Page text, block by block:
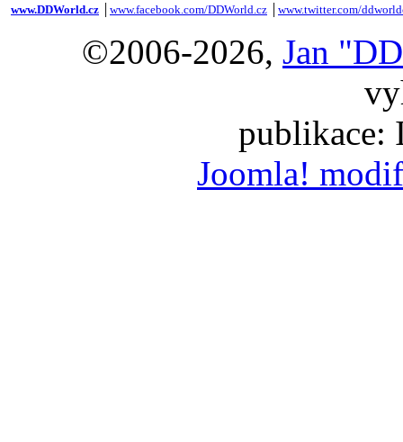
www.DDWorld.cz www.facebook.com/DDWorld.cz www.twitter.com/
©2006-2026, Jan
publikace:
Joomla!